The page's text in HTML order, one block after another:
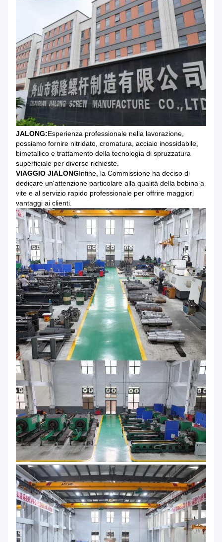
JALONG:Esperienza professionale nella lavorazione,
possiamo fornire nitridato, cromatura, acciaio inossidabile,
bimetallico e trattamento della tecnologia di spruzzatura
superficiale per diverse richieste.
VIAGGIO JIALONGInfine, la Commissione ha deciso di
dedicare un'attenzione particolare alla qualità della bobina a
vite e al servizio rapido professionale per offrire maggiori
vantaggi ai clienti.